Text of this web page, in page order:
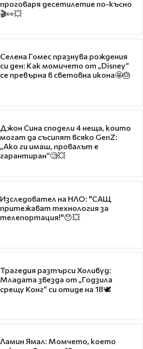
проговаря десетилетие по-късно
🎬👀💥
Селена Гомес празнува рождения
си ден: Как момичето от „Disney“
се превърна в световна икона🤩🎂
Джон Сина сподели 4 неща, които
могат да съсипят всяко GenZ:
„Ако ги имаш, провалът е
гарантиран“🧐💥
Изследовател на НЛО: "САЩ
притежават технология за
телепортация!"😯💥
Трагедия разтърси Холивуд:
Младата звезда от „Годзила
срещу Конг“ си отиде на 18🕊️
Ламин Ямал: Момчето, което